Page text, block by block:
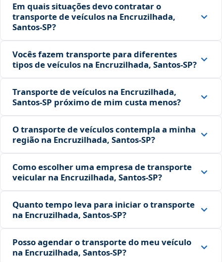
Em quais situações devo contratar o
transporte de veículos na Encruzilhada,
Santos‑SP?
Vocês fazem transporte para diferentes
tipos de veículos na Encruzilhada, Santos‑SP?
Transporte de veículos na Encruzilhada,
Santos‑SP próximo de mim custa menos?
O transporte de veículos contempla a minha
região na Encruzilhada, Santos‑SP?
Como escolher uma empresa de transporte
veicular na Encruzilhada, Santos‑SP?
Quanto tempo leva para iniciar o transporte
na Encruzilhada, Santos‑SP?
Posso agendar o transporte do meu veículo
na Encruzilhada, Santos‑SP?